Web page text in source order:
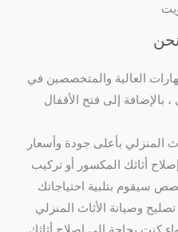
العالية والمتخصصين في
بالإضافة إلى فتح الأقفال​
المنزلي بأعلى جودة وأسعار
أثاثك المكسور أو تركيب
سيقوم بتلبية احتياجاتك
وصيانة الأثاث المنزلي